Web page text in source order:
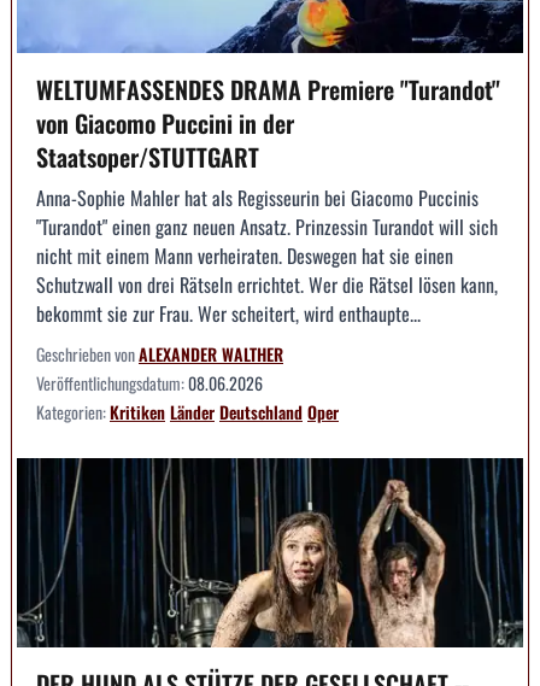
WELTUMFASSENDES DRAMA Premiere "Turandot"
von Giacomo Puccini in der
Staatsoper/STUTTGART
Anna-Sophie Mahler hat als Regisseurin bei Giacomo Puccinis
"Turandot" einen ganz neuen Ansatz. Prinzessin Turandot will sich
nicht mit einem Mann verheiraten. Deswegen hat sie einen
Schutzwall von drei Rätseln errichtet. Wer die Rätsel lösen kann,
bekommt sie zur Frau. Wer scheitert, wird enthaupte...
Geschrieben vonALEXANDER WALTHER
Veröffentlichungsdatum:08.06.2026
Kategorien:KritikenLänderDeutschlandOper